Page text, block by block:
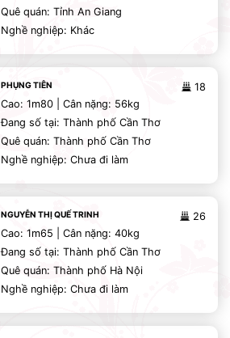
Quê quán: Tỉnh An Giang
Nghề nghiệp: Khác
18
PHỤNG TIÊN
Cao: 1m80 | Cân nặng: 56kg
Đang số tại: Thành phố Cần Thơ
Quê quán: Thành phố Cần Thơ
Nghề nghiệp: Chưa đi làm
26
NGUYỄN THỊ QUẾ TRINH
Cao: 1m65 | Cân nặng: 40kg
Đang số tại: Thành phố Cần Thơ
Quê quán: Thành phố Hà Nội
Nghề nghiệp: Chưa đi làm